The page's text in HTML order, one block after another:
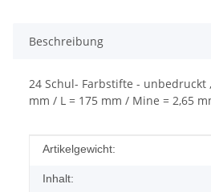
Beschreibung
24 Schul- Farbstifte - unbedruckt
mm / L = 175 mm / Mine = 2,65
Produkteigenschaft
Wert
Artikelgewicht:
Inhalt: